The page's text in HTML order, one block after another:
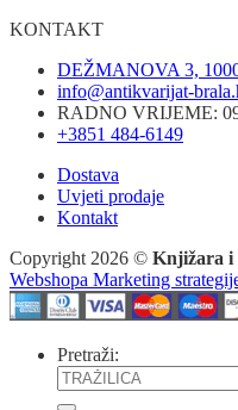
KONTAKT
DEŽMANOVA 3,
info@antikvarijat-
RADNO VRIJEME:
+3851 484-6149
Dostava
Uvjeti prodaje
Kontakt
Copyright 2026 © Knjižara i
Webshopa Marketing
Pretraži: